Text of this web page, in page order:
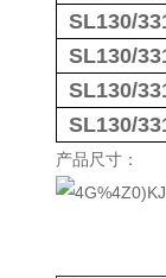
SL130/
SL130/
SL130/
SL130/
产品尺寸：